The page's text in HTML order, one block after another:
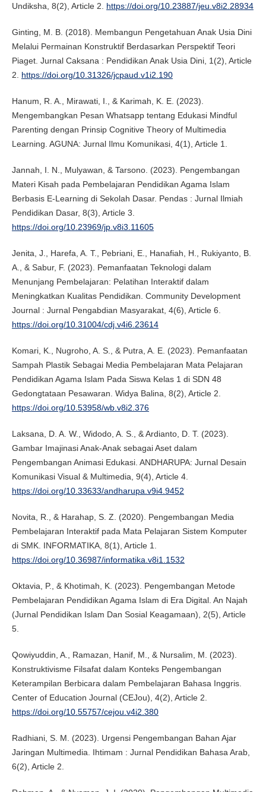
Undiksha, 8(2), Article 2. https://doi.org/10.23887/jeu.v8i2.28934
Ginting, M. B. (2018). Membangun Pengetahuan Anak Usia Dini
Melalui Permainan Konstruktif Berdasarkan Perspektif Teori
Piaget. Jurnal Caksana : Pendidikan Anak Usia Dini, 1(2), Article
2. https://doi.org/10.31326/jcpaud.v1i2.190
Hanum, R. A., Mirawati, I., & Karimah, K. E. (2023).
Mengembangkan Pesan Whatsapp tentang Edukasi Mindful
Parenting dengan Prinsip Cognitive Theory of Multimedia
Learning. AGUNA: Jurnal Ilmu Komunikasi, 4(1), Article 1.
Jannah, I. N., Mulyawan, & Tarsono. (2023). Pengembangan
Materi Kisah pada Pembelajaran Pendidikan Agama Islam
Berbasis E-Learning di Sekolah Dasar. Pendas : Jurnal Ilmiah
Pendidikan Dasar, 8(3), Article 3.
https://doi.org/10.23969/jp.v8i3.11605
Jenita, J., Harefa, A. T., Pebriani, E., Hanafiah, H., Rukiyanto, B.
A., & Sabur, F. (2023). Pemanfaatan Teknologi dalam
Menunjang Pembelajaran: Pelatihan Interaktif dalam
Meningkatkan Kualitas Pendidikan. Community Development
Journal : Jurnal Pengabdian Masyarakat, 4(6), Article 6.
https://doi.org/10.31004/cdj.v4i6.23614
Komari, K., Nugroho, A. S., & Putra, A. E. (2023). Pemanfaatan
Sampah Plastik Sebagai Media Pembelajaran Mata Pelajaran
Pendidikan Agama Islam Pada Siswa Kelas 1 di SDN 48
Gedongtataan Pesawaran. Widya Balina, 8(2), Article 2.
https://doi.org/10.53958/wb.v8i2.376
Laksana, D. A. W., Widodo, A. S., & Ardianto, D. T. (2023).
Gambar Imajinasi Anak-Anak sebagai Aset dalam
Pengembangan Animasi Edukasi. ANDHARUPA: Jurnal Desain
Komunikasi Visual & Multimedia, 9(4), Article 4.
https://doi.org/10.33633/andharupa.v9i4.9452
Novita, R., & Harahap, S. Z. (2020). Pengembangan Media
Pembelajaran Interaktif pada Mata Pelajaran Sistem Komputer
di SMK. INFORMATIKA, 8(1), Article 1.
https://doi.org/10.36987/informatika.v8i1.1532
Oktavia, P., & Khotimah, K. (2023). Pengembangan Metode
Pembelajaran Pendidikan Agama Islam di Era Digital. An Najah
(Jurnal Pendidikan Islam Dan Sosial Keagamaan), 2(5), Article
5.
Qowiyuddin, A., Ramazan, Hanif, M., & Nursalim, M. (2023).
Konstruktivisme Filsafat dalam Konteks Pengembangan
Keterampilan Berbicara dalam Pembelajaran Bahasa Inggris.
Center of Education Journal (CEJou), 4(2), Article 2.
https://doi.org/10.55757/cejou.v4i2.380
Radhiani, S. M. (2023). Urgensi Pengembangan Bahan Ajar
Jaringan Multimedia. Ihtimam : Jurnal Pendidikan Bahasa Arab,
6(2), Article 2.